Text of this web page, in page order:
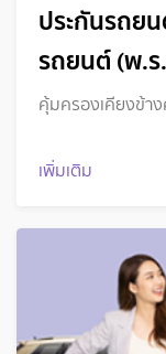
ประกันรถย
รถยนต์ (พ.
คุ้มครองเคียงข้า
เพิ่มเติม